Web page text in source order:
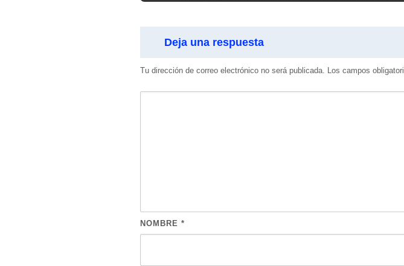
Deja una respuesta
Tu dirección de correo electrónico no será publicada. Los campos
NOMBRE *